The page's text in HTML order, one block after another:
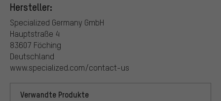
Hersteller:
Specialized Germany GmbH
Hauptstraße 4
83607 Föching
Deutschland
www.specialized.com/contact-us
Verwandte Produkte